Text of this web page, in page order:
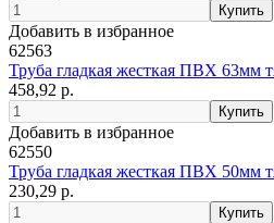
Добавить в избранное
62563
Труба гладкая жесткая ПВХ 63мм
458,92 р.
Добавить в избранное
62550
Труба гладкая жесткая ПВХ 50мм
230,29 р.